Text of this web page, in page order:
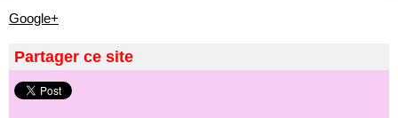
Google+
Partager ce site